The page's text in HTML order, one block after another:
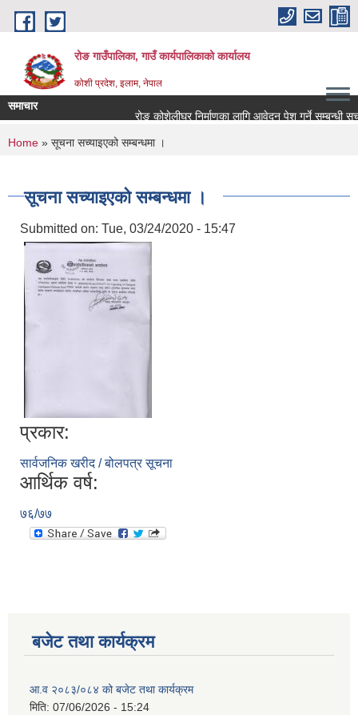
Skip to main content
रोङ गाउँपालिका, गाउँ कार्यपालिकाको कार्यालय
कोशी प्रदेश, इलाम, नेपाल
समाचार
रोङ कोशेलीघर निर्माणका लागि आवेदन पेश गर्ने सम्बन्धी सूचना.
You are here
Home » सूचना सच्याइएको सम्बन्धमा ।
सूचना सच्याइएको सम्बन्धमा ।
Submitted on: Tue, 03/24/2020 - 15:47
प्रकार:
सार्वजनिक खरीद / बोलपत्र सूचना
आर्थिक वर्ष:
७६/७७
बजेट तथा कार्यक्रम
आ.व २०८३/०८४ को बजेट तथा कार्यक्रम
मिति: 07/06/2026 - 15:24